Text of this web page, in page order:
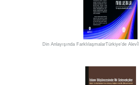
Din Anlayışında FarklılaşmalarTürkiye’de